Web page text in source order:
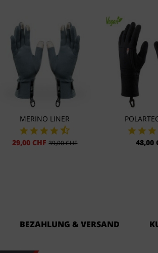
MERINO LINER
29,00 CHF 39,00 CHF 48,00
BEZAHLUNG & VERSAND